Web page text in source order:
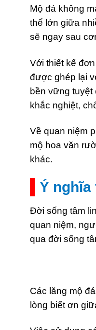
Mộ đá không
thể lớn giữa
sẽ ngay sau
Với thiết kế
được ghép lại
bền vững tuyệt
khắc nghiệt,
Về quan niệm
mộ hoa văn
khác.
Ý nghĩa
Đời sống tâm
quan niệm,
qua đời sống
Các lăng mộ
lòng biết ơn